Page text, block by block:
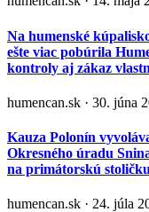
Na humenské
ešte viac pobúrila
kontroly aj zákaz
humencan.sk · 30. júna
Kauza Polonín
Okresného úradu
na primátorskú
humencan.sk · 24. júla